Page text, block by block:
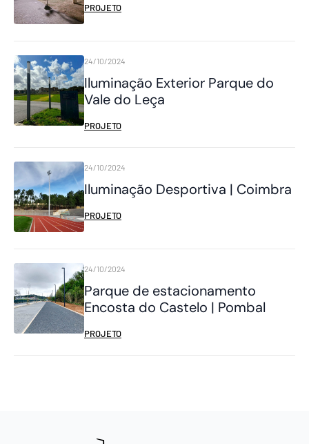
PROJETO
Iluminação Exterior Parque do
Vale do Leça
24/10/2024
PROJETO
Iluminação Desportiva | Coimbra
24/10/2024
PROJETO
Parque de estacionamento
Encosta do Castelo | Pombal
24/10/2024
PROJETO